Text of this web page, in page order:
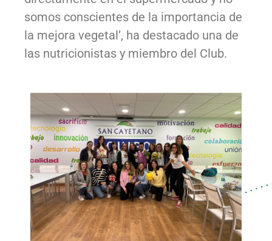
somos conscientes de la importancia de
la mejora vegetal’, ha destacado una de
las nutricionistas y miembro del Club.